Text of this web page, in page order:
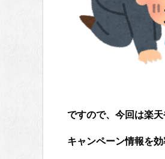
ですので、今回は楽
キャンペーン情報を